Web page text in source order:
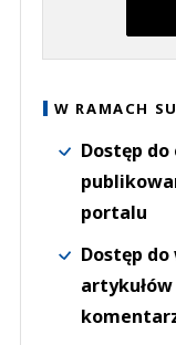
W RAMACH
Dostęp
portalu
Dostęp